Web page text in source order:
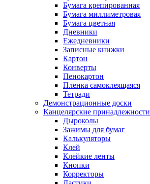
Бумага крепированная
Бумага миллиметровая
Бумага цветная
Дневники
Ежедневники
Записные книжки
Картон
Конверты
Пенокартон
Пленка самоклеящаяся
Тетради
Демонстрационные доски
Канцелярские принадлежности
Дыроколы
Зажимы для бумаг
Калькуляторы
Клей
Клейкие ленты
Кнопки
Корректоры